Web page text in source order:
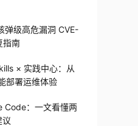
弹级高危漏洞 CVE-
指南
× 实践中心：从
部署运维体验
Code：一文看懂两
议